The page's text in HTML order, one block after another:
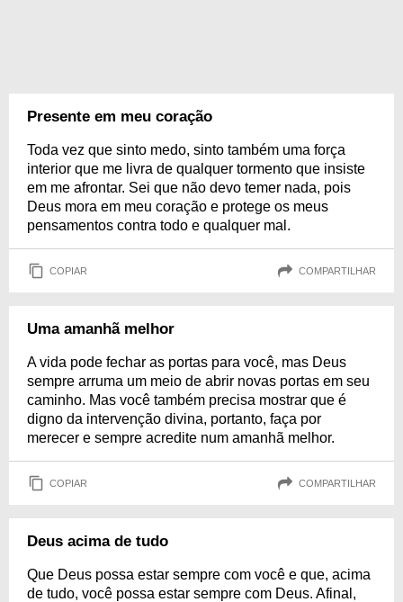
Presente em meu coração
Toda vez que sinto medo, sinto também uma força
interior que me livra de qualquer tormento que insiste
em me afrontar. Sei que não devo temer nada, pois
Deus mora em meu coração e protege os meus
pensamentos contra todo e qualquer mal.
COPIAR COMPARTILHAR
Uma amanhã melhor
A vida pode fechar as portas para você, mas Deus
sempre arruma um meio de abrir novas portas em seu
caminho. Mas você também precisa mostrar que é
digno da intervenção divina, portanto, faça por
merecer e sempre acredite num amanhã melhor.
COPIAR COMPARTILHAR
Deus acima de tudo
Que Deus possa estar sempre com você e que, acima
de tudo, você possa estar sempre com Deus. Afinal,